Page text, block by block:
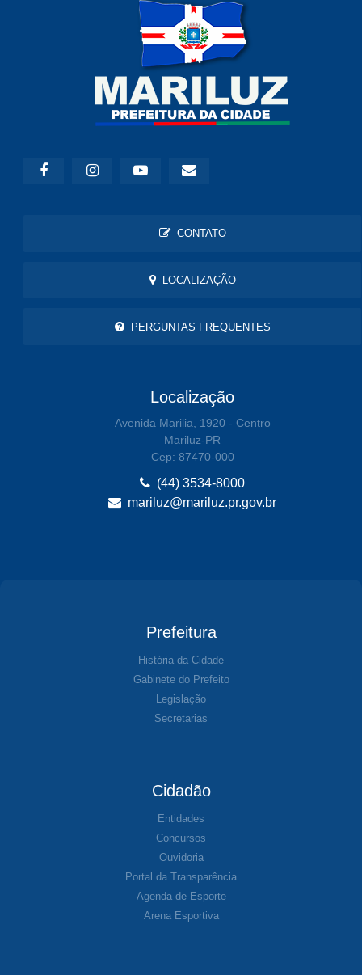
CONTATO
LOCALIZAÇÃO
PERGUNTAS FREQUENTES
Localização
Avenida Marilia, 1920 - Centro
Mariluz-PR
Cep: 87470-000
(44) 3534-8000
mariluz@mariluz.pr.gov.br
Prefeitura
História da Cidade
Gabinete do Prefeito
Legislação
Secretarias
Cidadão
Entidades
Concursos
Ouvidoria
Portal da Transparência
Agenda de Esporte
Arena Esportiva